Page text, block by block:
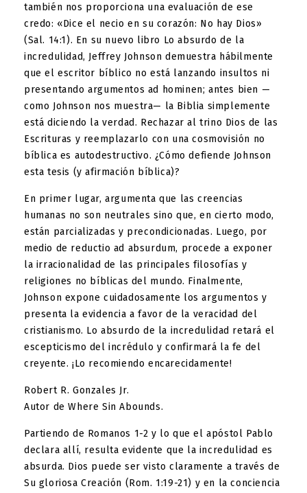
también nos proporciona una evaluación de ese
credo: «Dice el necio en su corazón: No hay Dios»
(Sal. 14:1). En su nuevo libro Lo absurdo de la
incredulidad, Jeffrey Johnson demuestra hábilmente
que el escritor bíblico no está lanzando insultos ni
presentando argumentos ad hominen; antes bien —
como Johnson nos muestra— la Biblia simplemente
está diciendo la verdad. Rechazar al trino Dios de las
Escrituras y reemplazarlo con una cosmovisión no
bíblica es autodestructivo. ¿Cómo defiende Johnson
esta tesis (y afirmación bíblica)?
En primer lugar, argumenta que las creencias
humanas no son neutrales sino que, en cierto modo,
están parcializadas y precondicionadas. Luego, por
medio de reductio ad absurdum, procede a exponer
la irracionalidad de las principales filosofías y
religiones no bíblicas del mundo. Finalmente,
Johnson expone cuidadosamente los argumentos y
presenta la evidencia a favor de la veracidad del
cristianismo. Lo absurdo de la incredulidad retará el
escepticismo del incrédulo y confirmará la fe del
creyente. ¡Lo recomiendo encarecidamente!
Robert R. Gonzales Jr.
Autor de Where Sin Abounds.
Partiendo de Romanos 1-2 y lo que el apóstol Pablo
declara allí, resulta evidente que la incredulidad es
absurda. Dios puede ser visto claramente a través de
Su gloriosa Creación (Rom. 1:19-21) y en la conciencia